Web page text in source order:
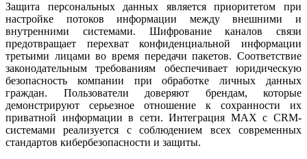
Защита персональных данных является приоритетом при
настройке потоков информации между внешними и
внутренними системами. Шифрование каналов связи
предотвращает перехват конфиденциальной информации
третьими лицами во время передачи пакетов. Соответствие
законодательным требованиям обеспечивает юридическую
безопасность компании при обработке личных данных
граждан. Пользователи доверяют брендам, которые
демонстрируют серьезное отношение к сохранности их
приватной информации в сети. Интеграция MAX с CRM-
системами реализуется с соблюдением всех современных
стандартов кибербезопасности и защиты.